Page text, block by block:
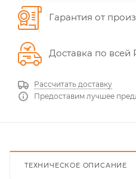
Гарантия от
Доставка по
Рассчитать доставку
Предоставим лучшее
ТЕХНИЧЕСКОЕ ОПИСАНИЕ